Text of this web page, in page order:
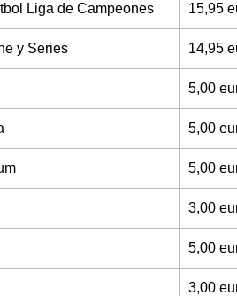
Liga de Campeones 15,95
y Series 14,95
5,00
5,00
5,00
3,00
5,00
3,00